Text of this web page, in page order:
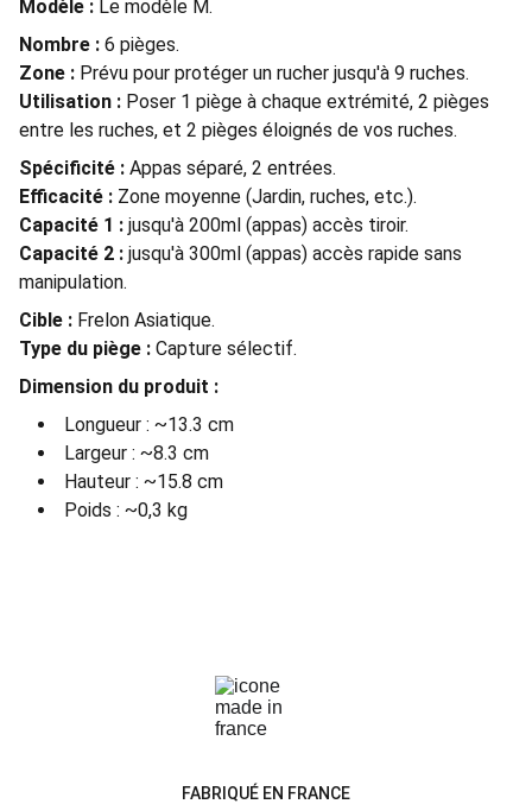
Modèle : Le modèle M.
Nombre : 6 pièges.
Zone : Prévu pour protéger un rucher jusqu'à 9 ruches.
Utilisation : Poser 1 piège à chaque extrémité, 2 pièges
entre les ruches, et 2 pièges éloignés de vos ruches.
Spécificité : Appas séparé, 2 entrées.
Efficacité : Zone moyenne (Jardin, ruches, etc.).
Capacité 1 : jusqu'à 200ml (appas) accès tiroir.
Capacité 2 : jusqu'à 300ml (appas) accès rapide sans
manipulation.
Cible : Frelon Asiatique.
Type du piège : Capture sélectif.
Dimension du produit :
Longueur : ~13.3 cm
Largeur : ~8.3 cm
Hauteur : ~15.8 cm
Poids : ~0,3 kg
FABRIQUÉ EN FRANCE